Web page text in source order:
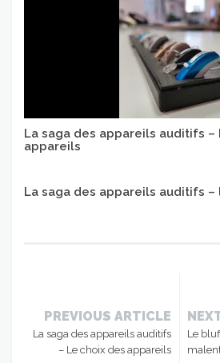
La saga des appareils auditifs –
appareils
La saga des appareils auditifs –
PREVIOUS ARTICLE
La saga des appareils auditifs
– Le choix des appareils
Le